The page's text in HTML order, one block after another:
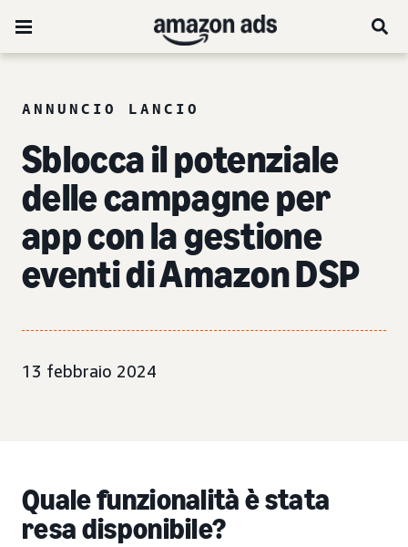
ANNUNCIO LANCIO
Sblocca il potenziale
delle campagne per
app con la gestione
eventi di Amazon DSP
13 febbraio 2024
Quale funzionalità è stata
resa disponibile?